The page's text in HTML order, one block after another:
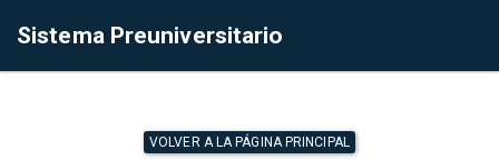
Sistema Preuniversitario
VOLVER A LA PÁGINA PRINCIPAL